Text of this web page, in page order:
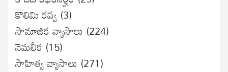
కొలిమి రవ్వ (3)
సామాజిక వ్యాసాలు (224)
నెమలీక (15)
సాహిత్య వ్యాసాలు (271)